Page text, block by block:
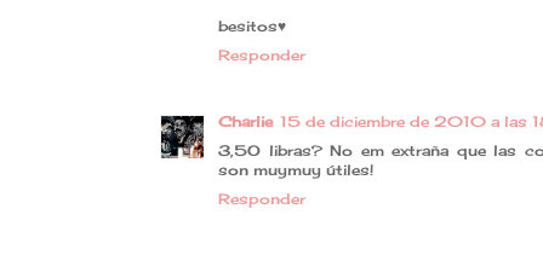
besitos♥
Responder
Charlie 15 de diciembre de 2010 a las
3,5O libras? No em extraña que las
son muymuy útiles!
Responder